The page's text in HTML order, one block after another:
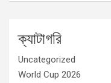
ক্যাটাগরি
Uncategorized
World Cup 2026